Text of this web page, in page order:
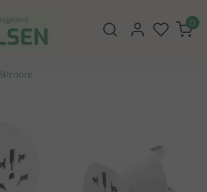
0
Bitmore